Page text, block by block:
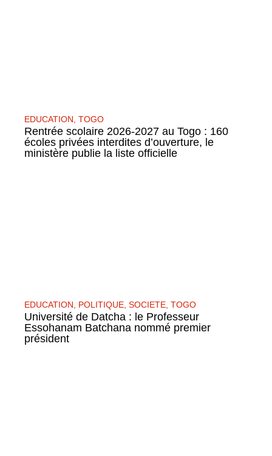
EDUCATION TOGO
Rentrée scolaire 2026-2027 au Togo : 160
écoles privées interdites d’ouverture, le
ministère publie la liste officielle
EDUCATION POLITIQUE SOCIETE TOGO
Université de Datcha : le Professeur
Essohanam Batchana nommé premier
président